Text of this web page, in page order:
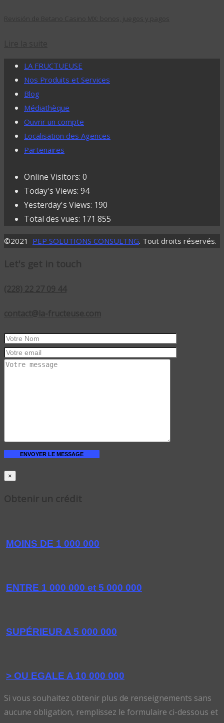
LA FRUCTUEUSE
Nos Produits et Services
Blog
Médiathèque
Ouvrir un compte
Localisation des Agences
Partenaires
Online Visitors: 0
Today's Views: 94
Yesterday's Views: 190
Total des vues: 171 855
©2021 PEP SOLUTIONS CONSULTNG. Tout droits réservés.
×
MOINS DE 1 000 000
ENTRE 1 000 000 et 5 000 000
SUPÉRIEUR A 5 000 000
> OU EGALE A 10 000 000
Si vous souhaitez obtenir plus de renseignements sans
aucune obligation, remplissez le formulaire ci-dessous et